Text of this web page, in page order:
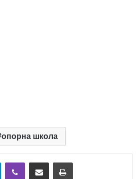
опорна школа
TelegramViber Надіслати електронною поштоюНадрукувати